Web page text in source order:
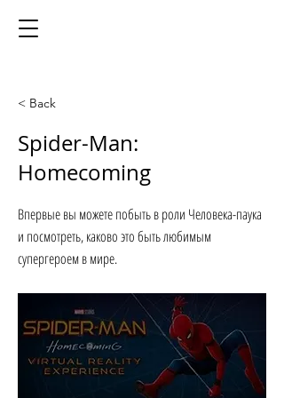
< Back
Spider-Man:
Homecoming
Впервые вы можете побыть в роли Человека-паука
и посмотреть, каково это быть любимым
супергероем в мире.